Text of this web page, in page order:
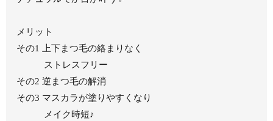
メリット
その1 上下まつ毛の絡まりなく
ストレスフリー
その2 逆まつ毛の解消
その3 マスカラが塗りやすくなり
メイク時短♪